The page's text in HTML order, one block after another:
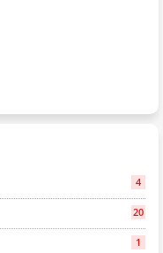
4
20
1